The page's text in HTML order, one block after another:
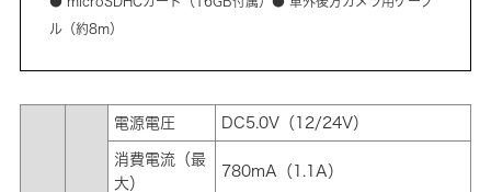
ル（約8m）
電源電圧 DC5.0V（12/24V）
消費電流（最
大）
780mA（1.1A）